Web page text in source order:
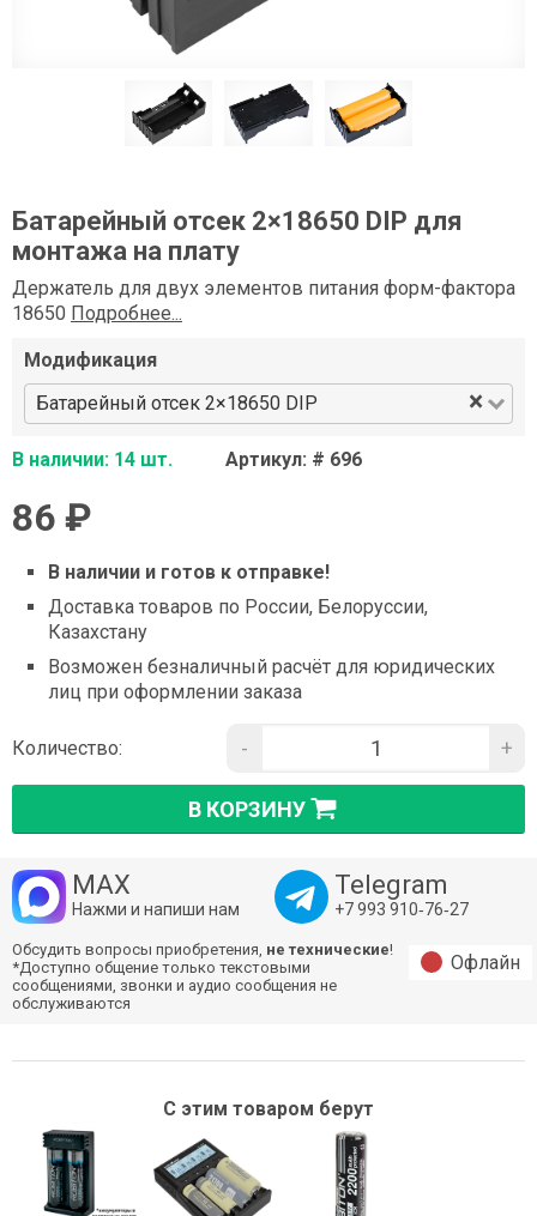
Батарейный отсек 2×18650 DIP для
монтажа на плату
Держатель для двух элементов питания форм-фактора
18650 Подробнее...
Модификация
Батарейный отсек 2×18650 DIP
×
В наличии: 14 шт. Артикул: # 696
86 ₽
В наличии и готов к отправке!
Доставка товаров по России, Белоруссии,
Казахстану
Возможен безналичный расчёт для юридических
лиц при оформлении заказа
Количество: - +
В КОРЗИНУ
MAX
Нажми и напиши нам
Telegram
+7 993 910‑76‑27
Обсудить вопросы приобретения, не технические!
*Доступно общение только текстовыми
сообщениями, звонки и аудио сообщения не
обслуживаются
Офлайн
С этим товаром берут